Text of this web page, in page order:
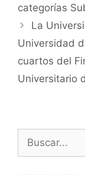
categorías
La
Universidad
cuartos del
Universitario
Buscar: